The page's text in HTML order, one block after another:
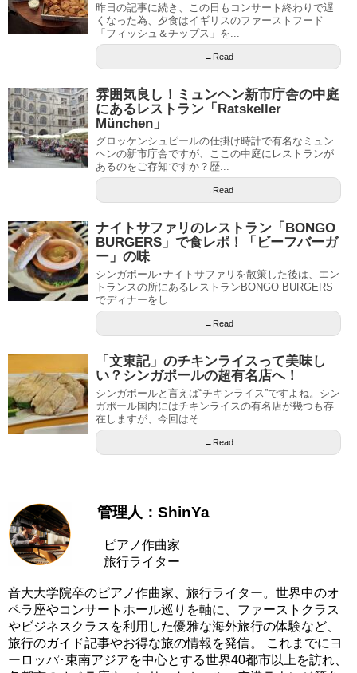
昨日の記事に続き、この日もコンサート終わりで遅
くなった為、夕食はイギリスのファーストフード
「フィッシュ＆チップス」を...
→Read
雰囲気良し！ミュンヘン新市庁舎の中庭
にあるレストラン「Ratskeller
München」
グロッケンシュピールの仕掛け時計で有名なミュン
ヘンの新市庁舎ですが、ここの中庭にレストランが
あるのをご存知ですか？歴...
→Read
ナイトサファリのレストラン「BONGO
BURGERS」で食レポ！「ビーフバーガ
ー」の味
シンガポール･ナイトサファリを散策した後は、エン
トランスの所にあるレストランBONGO BURGERS
でディナーをし...
→Read
「文東記」のチキンライスって美味し
い？シンガポールの超有名店へ！
シンガポールと言えば“チキンライス”ですよね。シン
ガポール国内にはチキンライスの有名店が幾つも存
在しますが、今回はそ...
→Read
管理人：ShinYa
ピアノ作曲家
旅行ライター
音大大学院卒のピアノ作曲家、旅行ライター。世界中のオ
ペラ座やコンサートホール巡りを軸に、ファーストクラス
やビジネスクラスを利用した優雅な海外旅行の体験など、
旅行のガイド記事やお得な旅の情報を発信。 これまでにヨ
ーロッパ･東南アジアを中心とする世界40都市以上を訪れ、